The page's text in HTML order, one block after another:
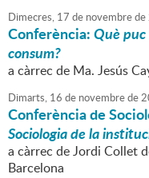
Dimecres, 17 de novembrede
Conferència:Què
consum?
a càrrec de Ma. Jesús
Dimarts, 16 de novembrede
Conferència de
Sociologia de la
a càrrec de Jordi Collet
Barcelona